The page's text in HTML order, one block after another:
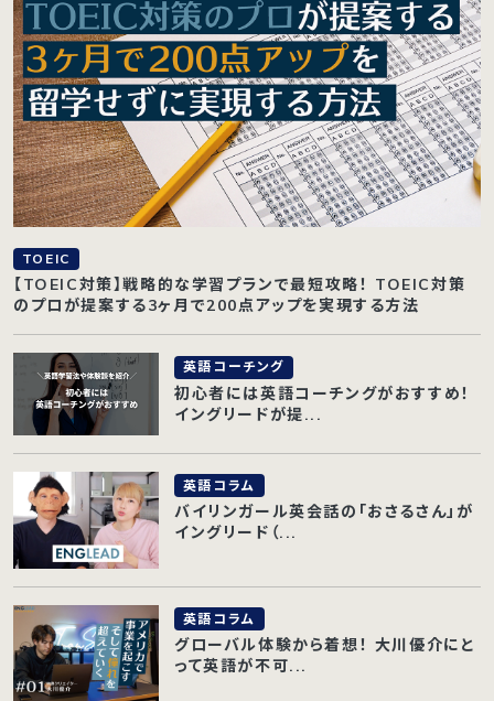
TOEIC
【TOEIC対策】戦略的な学習プランで最短攻略！ TOEIC対策
のプロが提案する3ヶ月で200点アップを実現する方法
英語コーチング
初心者には英語コーチングがおすすめ！
イングリードが提...
英語コラム
バイリンガール英会話の「おさるさん」が
イングリード（...
英語コラム
グローバル体験から着想！ 大川優介にと
って英語が不可...